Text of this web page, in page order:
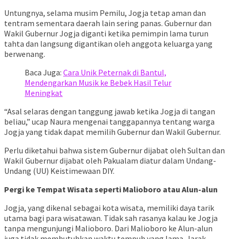
Untungnya, selama musim Pemilu, Jogja tetap aman dan
tentram sementara daerah lain sering panas. Gubernur dan
Wakil Gubernur Jogja diganti ketika pemimpin lama turun
tahta dan langsung digantikan oleh anggota keluarga yang
berwenang.
Baca Juga: Cara Unik Peternak di Bantul,
Mendengarkan Musik ke Bebek Hasil Telur
Meningkat
“Asal selaras dengan tanggung jawab ketika Jogja di tangan
beliau,” ucap Naura mengenai tanggapannya tentang warga
Jogja yang tidak dapat memilih Gubernur dan Wakil Gubernur.
Perlu diketahui bahwa sistem Gubernur dijabat oleh Sultan dan
Wakil Gubernur dijabat oleh Pakualam diatur dalam Undang-
Undang (UU) Keistimewaan DIY.
Pergi ke Tempat Wisata seperti Malioboro atau Alun-alun
Jogja, yang dikenal sebagai kota wisata, memiliki daya tarik
utama bagi para wisatawan. Tidak sah rasanya kalau ke Jogja
tanpa mengunjungi Malioboro. Dari Malioboro ke Alun-alun